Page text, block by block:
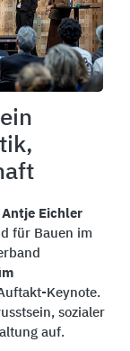
Antje Eichler
für Bauen im
Keynote.
sozialer
auf.